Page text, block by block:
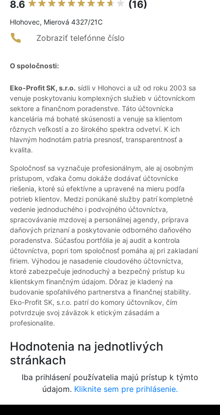
8.6 (16)
Hlohovec, Mierová 4327/21C
Zobraziť telefónne číslo
O spoločnosti:
Eko-Profit SK, s.r.o. sídli v Hlohovci a už od roku 2003 sa
venuje poskytovaniu komplexných služieb v účtovníckom
sektore a finančnom poradenstve. Táto účtovnícka
kancelária má bohaté skúsenosti a venuje sa klientom
rôznych veľkostí a zo širokého spektra odvetví. K ich
hlavným hodnotám patria presnosť, transparentnosť a
kvalita.
Spoločnosť sa vyznačuje profesionálnym, ale aj osobným
prístupom, vďaka čomu dokáže dodávať účtovnícke
riešenia, ktoré sú efektívne a upravené na mieru podľa
potrieb klientov. Medzi ponúkané služby patrí kompletné
vedenie jednoduchého i podvojného účtovníctva,
spracovávanie mzdovej a personálnej agendy, príprava
daňových priznaní a poskytovanie odborného daňového
poradenstva. Súčasťou portfólia je aj audit a kontrola
účtovníctva, popri tom spoločnosť pomáha aj pri zakladaní
firiem. Výhodou je nasadenie cloudového účtovníctva,
ktoré zabezpečuje jednoduchý a bezpečný prístup ku
klientskym finančným údajom. Dôraz je kladený na
budovanie spoľahlivého partnerstva a finančnej stability.
Eko-Profit SK, s.r.o. patrí do komory účtovníkov, čím
potvrdzuje svoj záväzok k etickým zásadám a
profesionalite.
Hodnotenia na jednotlivých
stránkach
Iba prihlásení používatelia majú prístup k týmto
údajom. Kliknite sem pre prihlásenie.